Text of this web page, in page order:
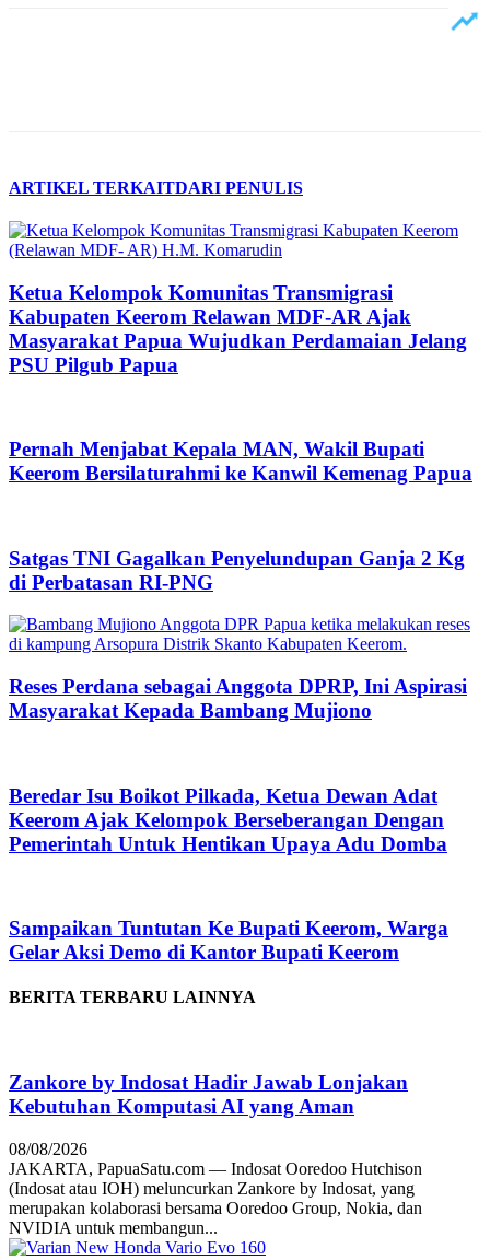
ARTIKEL TERKAITDARI PENULIS
Ketua Kelompok Komunitas Transmigrasi
Kabupaten Keerom Relawan MDF-AR Ajak
Masyarakat Papua Wujudkan Perdamaian Jelang
PSU Pilgub Papua
Pernah Menjabat Kepala MAN, Wakil Bupati
Keerom Bersilaturahmi ke Kanwil Kemenag Papua
Satgas TNI Gagalkan Penyelundupan Ganja 2 Kg
di Perbatasan RI-PNG
Reses Perdana sebagai Anggota DPRP, Ini Aspirasi
Masyarakat Kepada Bambang Mujiono
Beredar Isu Boikot Pilkada, Ketua Dewan Adat
Keerom Ajak Kelompok Berseberangan Dengan
Pemerintah Untuk Hentikan Upaya Adu Domba
Sampaikan Tuntutan Ke Bupati Keerom, Warga
Gelar Aksi Demo di Kantor Bupati Keerom
BERITA TERBARU LAINNYA
Zankore by Indosat Hadir Jawab Lonjakan
Kebutuhan Komputasi AI yang Aman
08/08/2026
JAKARTA, PapuaSatu.com — Indosat Ooredoo Hutchison
(Indosat atau IOH) meluncurkan Zankore by Indosat, yang
merupakan kolaborasi bersama Ooredoo Group, Nokia, dan
NVIDIA untuk membangun...